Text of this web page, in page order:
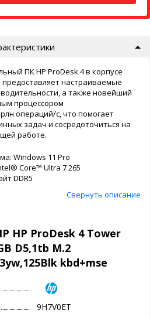
ПК HP ProDesk 4 в корпусе
предоставляет настраиваемые
а также новейший
процессором
операций/с, что помогает
задач и сосредоточиться на
работе.
Windows 11 Pro
Core™ Ultra 7 265
DDR5
Свернуть описание
HP ProDesk 4 Tower
D5,1tb M.2
kbd+mse
9H7V0ET